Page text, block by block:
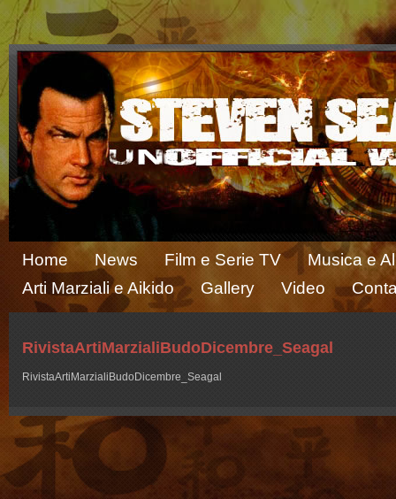
Home News Film e Serie TV
Musica e
Arti Marziali e Aikido
Gallery Video
RivistaArtiMarzialiBudoDicembre_Seagal
RivistaArtiMarzialiBudoDicembre_Seagal